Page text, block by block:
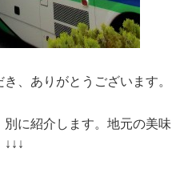
、ありがとうございます。
に紹介します。地元の美味